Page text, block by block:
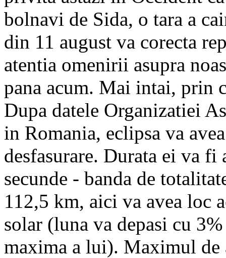
bolnavi de Sida, o tara a
din 11 august va corecta
atentia omenirii asupra
pana acum. Mai intai, prin
Dupa datele Organizatiei
in Romania, eclipsa va
desfasurare. Durata ei va
secunde - banda de
112,5 km, aici va avea loc
solar (luna va depasi cu
maxima a lui). Maximul de